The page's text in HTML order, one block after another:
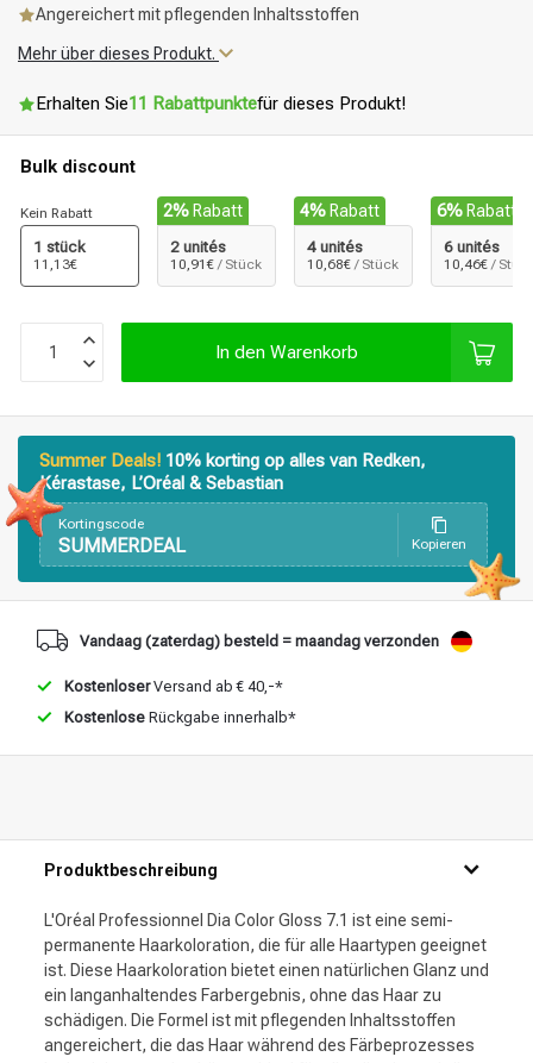
Stylingprodukte
Angereichert mit pflegenden Inhaltsstoffen
Mehr über dieses Produkt.
Erhalten Sie11 Rabattpunktefür dieses Produkt!
Bulk discount
Kein Rabatt
1 stück
11,13€
2% Rabatt
2 unités
10,91€ / Stück
4% Rabatt
4 unités
10,68€ / Stück
6% Rabatt
6 unités
10,46€ /
In den Warenkorb
Summer Deals! 10% korting op alles van Redken,
Kérastase, L’Oréal & Sebastian
Kortingscode
SUMMERDEAL Kopieren
Vandaag (zaterdag) besteld = maandag verzonden
KostenloserVersand ab € 40,-*
Kostenlose Rückgabe innerhalb*
Produktbeschreibung
L'Oréal Professionnel Dia Color Gloss 7.1 ist eine semi-
permanente Haarkoloration, die für alle Haartypen geeignet
ist. Diese Haarkoloration bietet einen natürlichen Glanz und
ein langanhaltendes Farbergebnis, ohne das Haar zu
schädigen. Die Formel ist mit pflegenden Inhaltsstoffen
angereichert, die das Haar während des Färbeprozesses